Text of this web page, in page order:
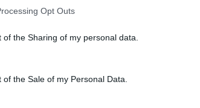
Opt Outs
of the Sharing of my personal data.
the Sale of my Personal Data.